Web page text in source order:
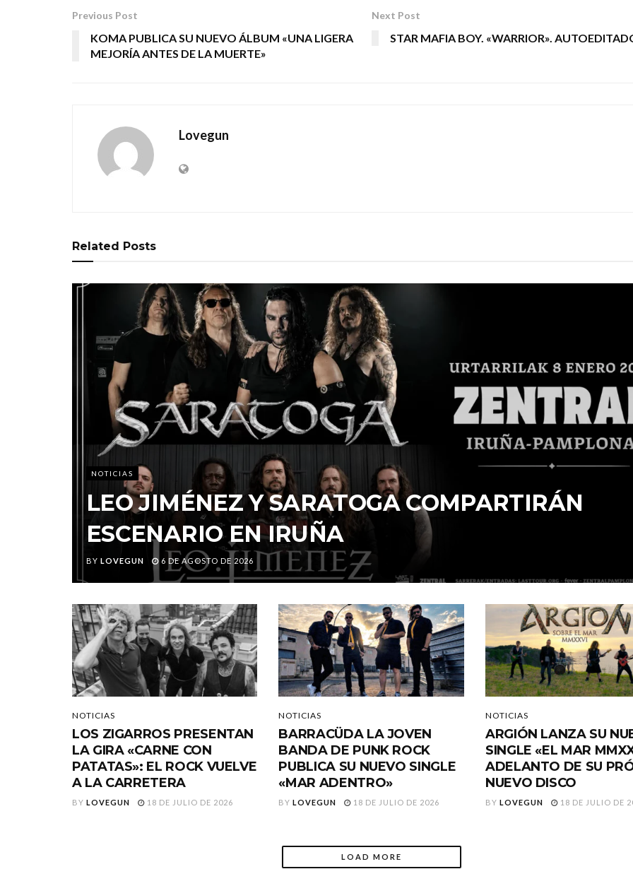
Previous Post
KOMA PUBLICA SU NUEVO ÁLBUM «UNA LIGERA
MEJORÍA ANTES DE LA MUERTE»
Next Post
STAR MAFIA BOY. «WARRIOR».
Lovegun
Related Posts
NOTICIAS
LEO JIMÉNEZ Y SARATOGA COMPARTIRÁN
ESCENARIO EN IRUÑA
BY LOVEGUN 6 DE AGOSTO DE 2026
NOTICIAS
LOS ZIGARROS PRESENTAN
LA GIRA «CARNE CON
PATATAS»: EL ROCK VUELVE
A LA CARRETERA
BY LOVEGUN 18 DE JULIO DE 2026
NOTICIAS
BARRACÜDA LA JOVEN
BANDA DE PUNK ROCK
PUBLICA SU NUEVO SINGLE
«MAR ADENTRO»
BY LOVEGUN 18 DE JULIO DE 2026
NOTICIAS
ARGIÓN LANZA SU
SINGLE «EL MAR
ADELANTO DE SU
NUEVO DISCO
BY LOVEGUN 18 DE JULIO DE
LOAD MORE